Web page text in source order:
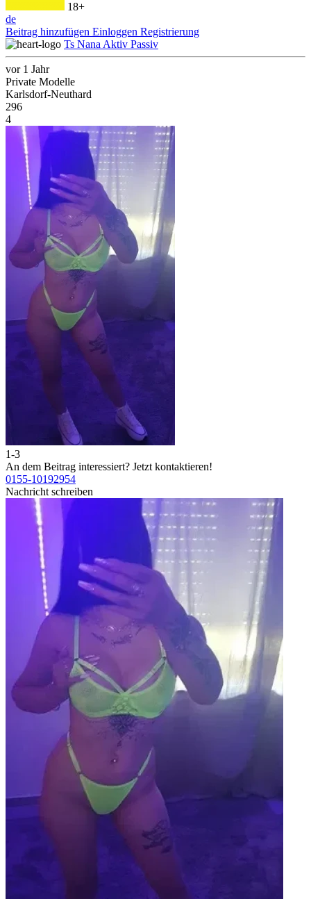
18+
de
Beitrag hinzufügen Einloggen Registrierung
Ts Nana Aktiv Passiv
vor 1 Jahr
Private Modelle
Karlsdorf-Neuthard
296
4
1-3
An dem Beitrag interessiert? Jetzt kontaktieren!
0155-10192954
Nachricht schreiben